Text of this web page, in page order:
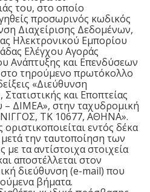
του, στο οποίο
προσωρινός κωδικός
Διαχείρισης Δεδομένων,
Ηλεκτρονικού Εμπορίου
Ελέγχου Αγοράς
Ανάπτυξης και Επενδύσεων
τηρούμενο πρωτόκολλο
«Διεύθυνση
και Εποπτείας
– ΔΙΜΕΑ», στην ταχυδρομική
ΤΚ 10677, ΑΘΗΝΑ».
εντός δέκα
την ταυτοποίηση των
με τα αντίστοιχα στοιχεία
αποστέλλεται στον
διεύθυνση (e-mail) που
βήματα.